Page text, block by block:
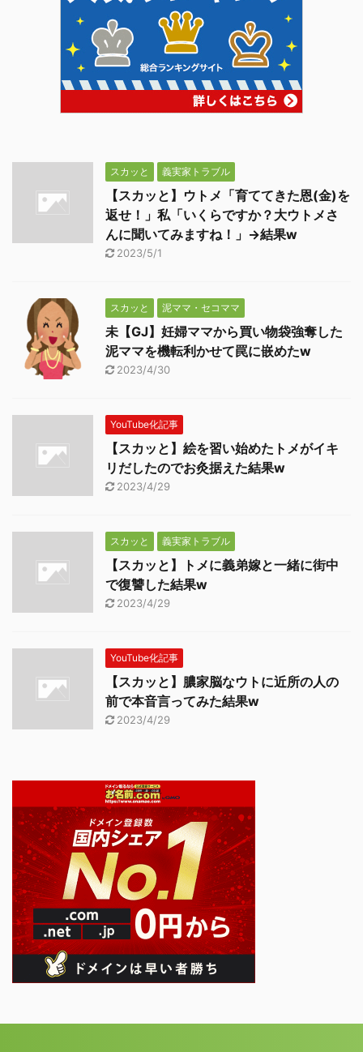
スカッと 義実家トラブル
【スカッと】ウトメ「育ててきた恩(金)を
返せ！」私「いくらですか？大ウトメさ
んに聞いてみますね！」→結果w
2023/5/1
スカッと 泥ママ・セコママ
未【GJ】妊婦ママから買い物袋強奪した
泥ママを機転利かせて罠に嵌めたw
2023/4/30
YouTube化記事
【スカッと】絵を習い始めたトメがイキ
リだしたのでお灸据えた結果w
2023/4/29
スカッと 義実家トラブル
【スカッと】トメに義弟嫁と一緒に街中
で復讐した結果w
2023/4/29
YouTube化記事
【スカッと】膿家脳なウトに近所の人の
前で本音言ってみた結果w
2023/4/29